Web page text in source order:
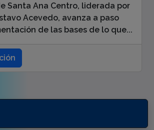
Santa Ana Centro, liderada por
Acevedo, avanza a paso
de las bases de lo que...